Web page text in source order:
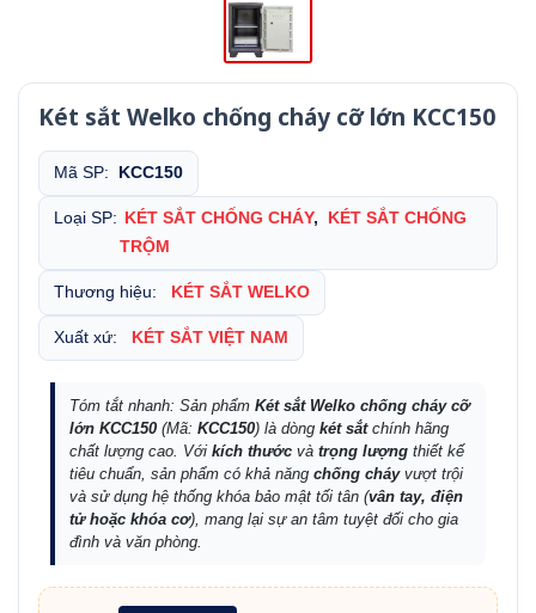
Két sắt Welko chống cháy cỡ lớn KCC150
Mã SP: KCC150
Loại SP: KÉT SẮT CHỐNG CHÁY,
KÉT SẮT CHỐNG
TRỘM
Thương hiệu: KÉT SẮT WELKO
Xuất xứ: KÉT SẮT VIỆT NAM
Tóm tắt nhanh: Sản phẩm Két sắt Welko chống cháy cỡ
lớn KCC150 (Mã: KCC150) là dòng két sắtchính hãng
chất lượng cao. Với kích thước và trọng lượng thiết kế
tiêu chuẩn, sản phẩm có khả năng chống cháyvượt trội
và sử dụng hệ thống khóa bảo mật tối tân (vân tay, điện
tử hoặc khóa cơ), mang lại sự an tâm tuyệt đối cho gia
đình và văn phòng.